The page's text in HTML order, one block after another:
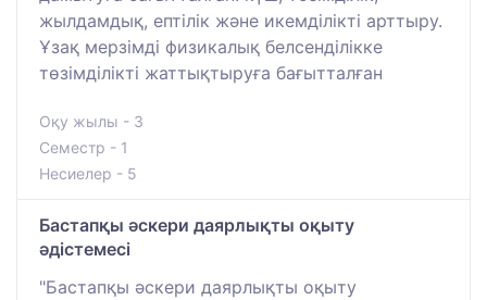
жылдамдық, ептілік және икемділікті арттыру.
Ұзақ мерзімді физикалық белсенділікке
төзімділікті жаттықтыруға бағытталған
Оқу жылы - 3
Семестр - 1
Несиелер - 5
Бастапқы әскери даярлықты оқыту
әдістемесі
"Бастапқы әскери даярлықты оқыту